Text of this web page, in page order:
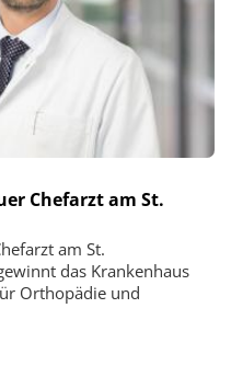
Chefarzt am St.
am St.
das Krankenhaus
Orthopädie und